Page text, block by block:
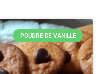
POUDRE DE VANILLE